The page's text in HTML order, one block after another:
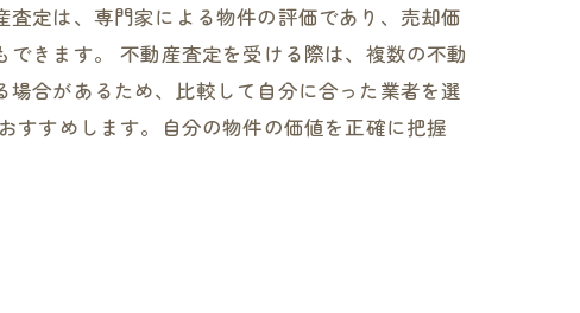
定は、専門家による物件の評価であり、売却価
きます。 不動産査定を受ける際は、複数の不動
合があるため、比較して自分に合った業者を選
すすめします。自分の物件の価値を正確に把握